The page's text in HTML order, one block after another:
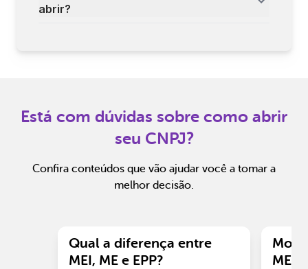
abrir?
Está com dúvidas sobre como abrir
seu CNPJ?
Confira conteúdos que vão ajudar você a tomar a
melhor decisão.
Qual a diferença entre
MEI, ME e EPP?
ME?